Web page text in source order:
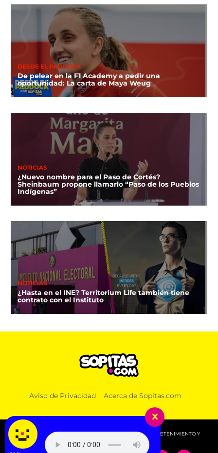
DESDE EL PADDOCK
De pelear en la F1 Academy a pedir una
oportunidad: La carta de Maya Weug
NOTICIAS
¿Nuevo nombre para el Paso de Cortés?
Sheinbaum propone llamarlo “Paso de los Pueblos
Indígenas”
NOTICIAS
¿Hasta en el INE? Territorium Life también tiene
contrato con el Instituto
Aviso de Privacidad Acerca de Sopitas.com
© 2026 SOPITAS.COM - MÚSICA, NOTICIAS, DEPORTES, ENTRETENIMIENTO Y
MÁS!.
x